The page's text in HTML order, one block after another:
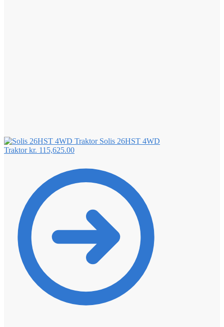
Solis 26HST 4WD
Traktor kr. 115,625.00